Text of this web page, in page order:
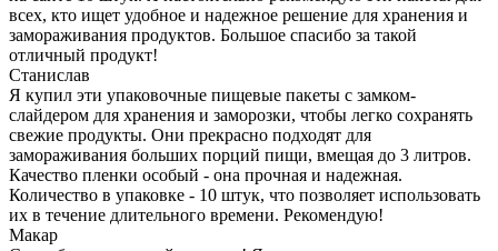
всех, кто ищет удобное и надежное решение для хранения и
замораживания продуктов. Большое спасибо за такой
отличный продукт!
Станислав
Я купил эти упаковочные пищевые пакеты с замком-
слайдером для хранения и заморозки, чтобы легко сохранять
свежие продукты. Они прекрасно подходят для
замораживания больших порций пищи, вмещая до 3 литров.
Качество пленки особый - она прочная и надежная.
Количество в упаковке - 10 штук, что позволяет использовать
их в течение длительного времени. Рекомендую!
Макар